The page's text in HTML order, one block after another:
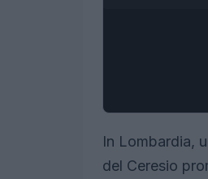
In Lombardia,
del Ceresio